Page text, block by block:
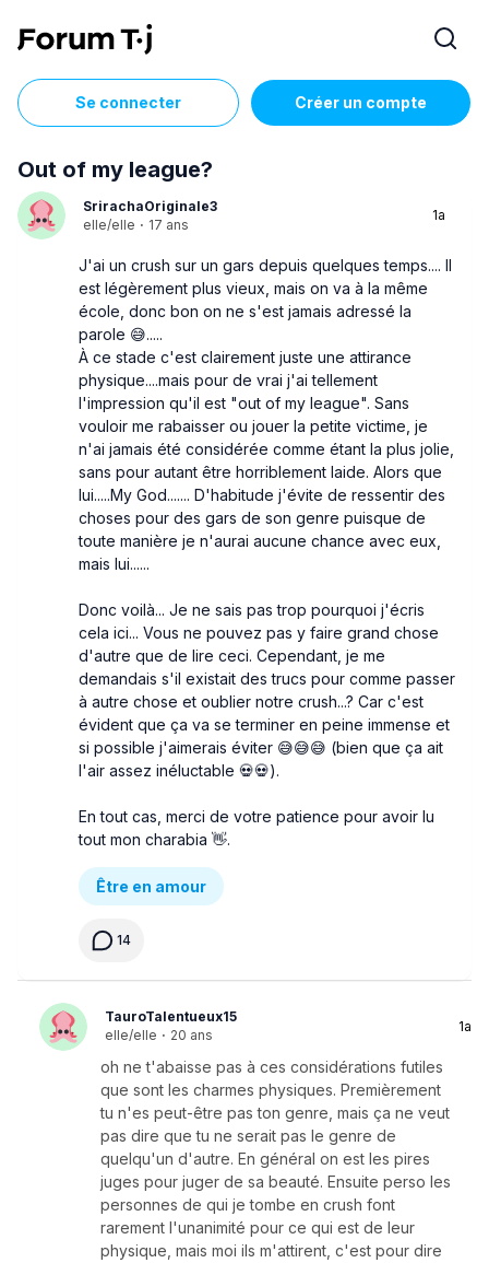
Se connecter Créer un compte
Out of my league?
SrirachaOriginale3
elle/elle · 17 ans
1a
J'ai un crush sur un gars depuis quelques temps.... Il
est légèrement plus vieux, mais on va à la même
école, donc bon on ne s'est jamais adressé la
parole 😅.....
À ce stade c'est clairement juste une attirance
physique....mais pour de vrai j'ai tellement
l'impression qu'il est "out of my league". Sans
vouloir me rabaisser ou jouer la petite victime, je
n'ai jamais été considérée comme étant la plus jolie,
sans pour autant être horriblement laide. Alors que
lui.....My God....... D'habitude j'évite de ressentir des
choses pour des gars de son genre puisque de
toute manière je n'aurai aucune chance avec eux,
mais lui......
Donc voilà... Je ne sais pas trop pourquoi j'écris
cela ici... Vous ne pouvez pas y faire grand chose
d'autre que de lire ceci. Cependant, je me
demandais s'il existait des trucs pour comme passer
à autre chose et oublier notre crush...? Car c'est
évident que ça va se terminer en peine immense et
si possible j'aimerais éviter 😅😅😅 (bien que ça ait
l'air assez inéluctable 💀💀).
En tout cas, merci de votre patience pour avoir lu
tout mon charabia 👋.
Être en amour
14
TauroTalentueux15
elle/elle · 20 ans
1a
oh ne t'abaisse pas à ces considérations futiles
que sont les charmes physiques. Premièrement
tu n'es peut-être pas ton genre, mais ça ne veut
pas dire que tu ne serait pas le genre de
quelqu'un d'autre. En général on est les pires
juges pour juger de sa beauté. Ensuite perso les
personnes de qui je tombe en crush font
rarement l'unanimité pour ce qui est de leur
physique, mais moi ils m'attirent, c'est pour dire